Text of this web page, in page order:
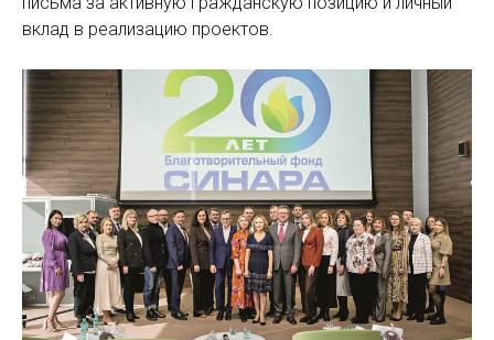
вклад в реализацию проектов.